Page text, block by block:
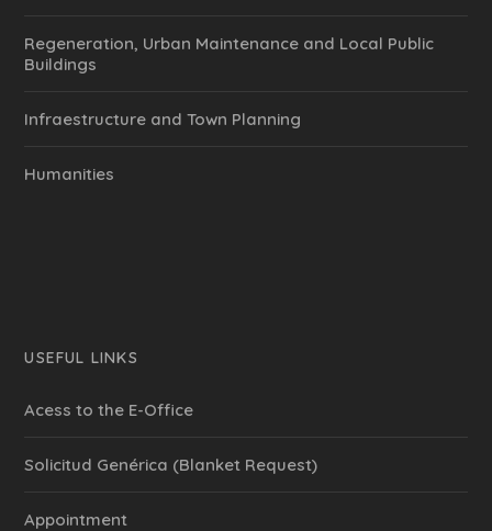
Regeneration, Urban Maintenance and Local Public
Buildings
Infraestructure and Town Planning
Humanities
USEFUL LINKS
Acess to the E-Office
Solicitud Genérica (Blanket Request)
Appointment